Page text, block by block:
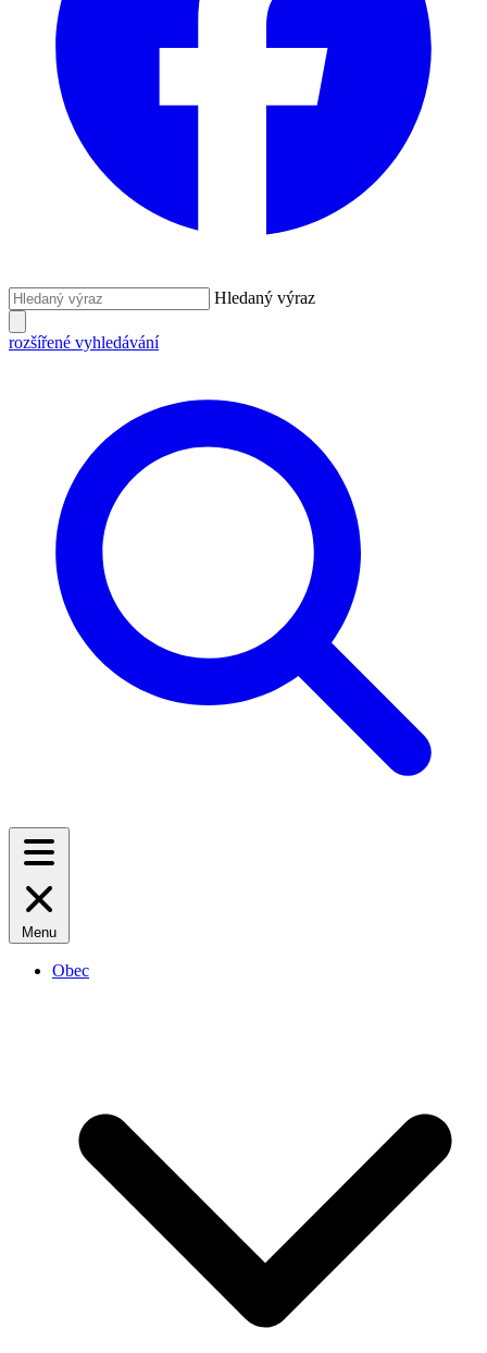
Hledaný výraz
rozšířené vyhledávání
Menu
Obec